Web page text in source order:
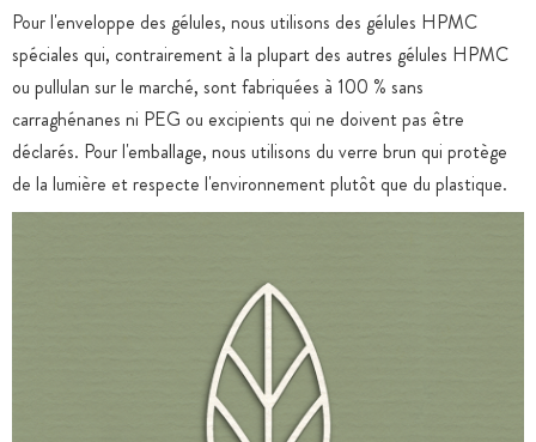
Pour l'enveloppe des gélules, nous utilisons des gélules HPMC
spéciales qui, contrairement à la plupart des autres gélules HPMC
ou pullulan sur le marché, sont fabriquées à 100 % sans
carraghénanes ni PEG ou excipients qui ne doivent pas être
déclarés. Pour l'emballage, nous utilisons du verre brun qui protège
de la lumière et respecte l'environnement plutôt que du plastique.